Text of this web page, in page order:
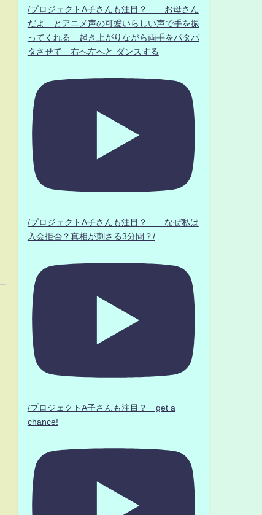
/プロジェクトA子さんも注目？ お母さん
だよ とアニメ声の可愛いらしい声で手を振
ってくれる 起き上がりながら両手をパタパ
タさせて 右へ左へと ダンスする
/プロジェクトA子さんも注目？ なぜ私は
入会拒否？真相が刺さる3分間？/
/プロジェクトA子さんも注目？ get a
chance!